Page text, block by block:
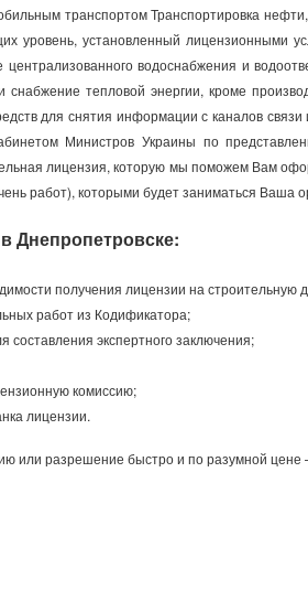
транспортом Транспортировка
установленный лицензионными
водоснабжения и
тепловой энергии, кроме
для снятия информации с каналов
Министров Украины по
лицензия, которую мы поможем Вам
работ), которыми будет заниматься
Днепропетровске:
получения лицензии на строительную
работ из Кодификатора;
составления экспертного заключения;
комиссию;
лицензии.
или разрешение быстро и по разумной